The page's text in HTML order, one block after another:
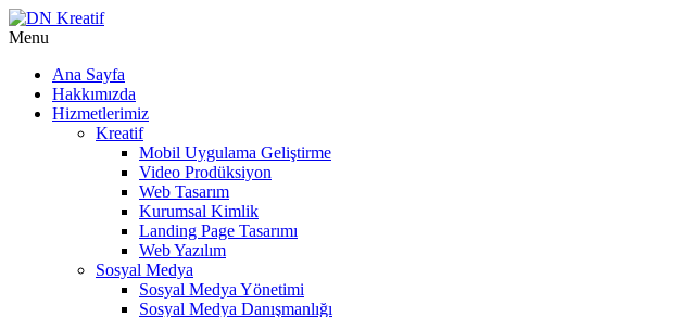
Menu
Ana Sayfa
Hakkımızda
Hizmetlerimiz
Kreatif
Mobil Uygulama Geliştirme
Video Prodüksiyon
Web Tasarım
Kurumsal Kimlik
Landing Page Tasarımı
Web Yazılım
Sosyal Medya
Sosyal Medya Yönetimi
Sosyal Medya Danışmanlığı